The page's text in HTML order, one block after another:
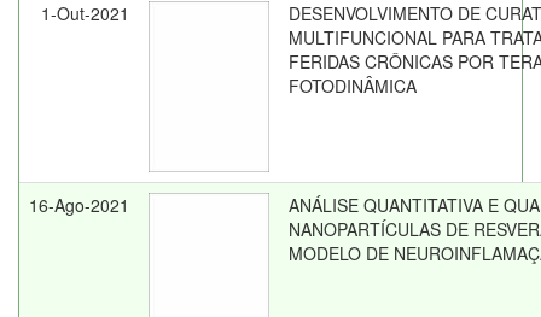
1-Out-2021
DESENVOLVIMENTO DE
MULTIFUNCIONAL PARA
FERIDAS CRÔNICAS POR
FOTODINÂMICA
16-Ago-2021
ANÁLISE QUANTITATIVA E
NANOPARTÍCULAS DE
MODELO DE